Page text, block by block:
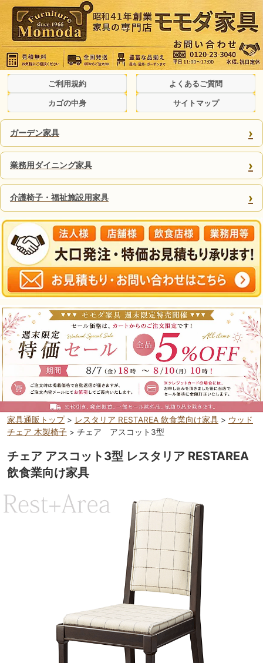
ご利用規約 よくあるご質問
カゴの中身 サイトマップ
ガーデン家具 ›
業務用ダイニング家具 ›
介護椅子・福祉施設用家具 ›
家具通販トップ> レスタリア RESTAREA 飲食業向け家具 > ウッド
チェア 木製椅子 > チェア アスコット3型
チェア アスコット3型 レスタリア RESTAREA
飲食業向け家具